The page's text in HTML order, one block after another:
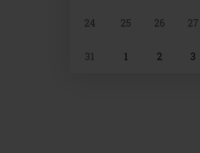
24 25 26 27
31 1 2 3